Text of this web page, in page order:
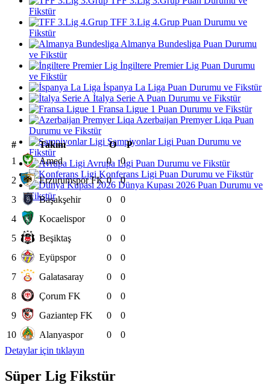
Fikstür
TFF 3.Lig 4.Grup Puan Durumu ve
Fikstür
Almanya Bundesliga Puan Durumu
ve Fikstür
İngiltere Premier Lig Puan Durumu
ve Fikstür
İspanya La Liga Puan Durumu ve Fikstür
İtalya Serie A Puan Durumu ve Fikstür
Fransa Ligue 1 Puan Durumu ve Fikstür
Azerbaijan Premyer Liqa Puan
Durumu ve Fikstür
Şampiyonlar Ligi Puan Durumu ve
Fikstür
Avrupa Ligi Puan Durumu ve Fikstür
Konferans Ligi Puan Durumu ve Fikstür
Dünya Kupası 2026 Puan Durumu ve
Fikstür
# Takım O
P
1
Amed 0
0
2
Erzurumspor FK 0
0
3
Başakşehir 0
0
4
Kocaelispor 0
0
5
Beşiktaş 0
0
6
Eyüpspor 0
0
7
Galatasaray 0
0
8
Çorum FK 0
0
9
Gaziantep FK 0
0
10
Alanyaspor 0
0
Detaylar için tıklayın
Süper Lig Fikstür